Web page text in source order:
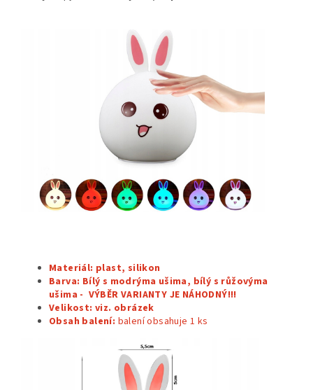
Materiál: plast, silikon
Barva: Bílý s modrýma ušima, bílý s růžovýma
ušima - VÝBĚR VARIANTY JE NÁHODNÝ!!!
Velikost: viz. obrázek
Obsah balení: balení obsahuje 1 ks